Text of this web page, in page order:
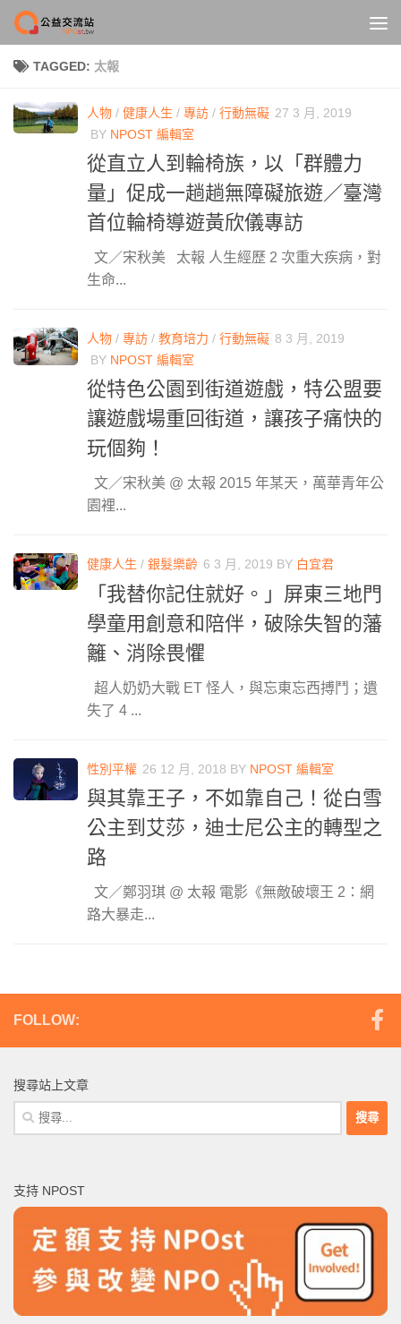
Skip to content
TAGGED: 太報
人物 / 健康人生 / 專訪 / 行動無礙 27 3 月, 2019
BY NPOST 編輯室
從直立人到輪椅族，以「群體力
量」促成一趟趟無障礙旅遊／臺灣
首位輪椅導遊黃欣儀專訪
文／宋秋美 太報 人生經歷 2 次重大疾病，對
生命...
人物 / 專訪 / 教育培力 / 行動無礙 8 3 月, 2019
BY NPOST 編輯室
從特色公園到街道遊戲，特公盟要
讓遊戲場重回街道，讓孩子痛快的
玩個夠！
文／宋秋美 @ 太報 2015 年某天，萬華青年公
園裡...
健康人生 / 銀髮樂齡 6 3 月, 2019 BY 白宜君
「我替你記住就好。」屏東三地門
學童用創意和陪伴，破除失智的藩
籬、消除畏懼
超人奶奶大戰 ET 怪人，與忘東忘西搏鬥；遺
失了 4 ...
性別平權 26 12 月, 2018 BY NPOST 編輯室
與其靠王子，不如靠自己！從白雪
公主到艾莎，迪士尼公主的轉型之
路
文／鄭羽琪 @ 太報 電影《無敵破壞王 2：網
路大暴走...
FOLLOW:
搜尋站上文章
搜
尋
字:
支持 NPOST